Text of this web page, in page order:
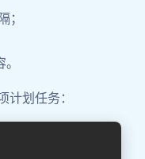
划任务：